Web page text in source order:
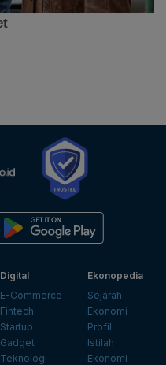
Digital
E-Commerce
Fintech
Startup
Gadget
Teknologi
Ekonopedia
Sejarah
Ekonomi
Profil
Istilah
Ekonomi